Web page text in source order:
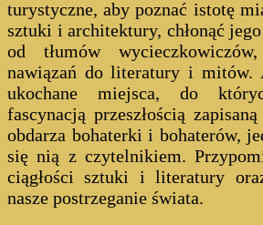
turystyczne, aby poznać istotę
sztuki i architektury, chłonąć
od tłumów
nawiązań do literatury i mitów.
ukochane miejsca, do
fascynacją przeszłością
obdarza bohaterki i bohaterów,
się nią z czytelnikiem.
ciągłości sztuki i literatury
nasze postrzeganie świata.